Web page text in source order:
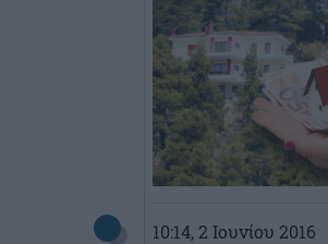
10:14, 2 Ιουνίου 2016